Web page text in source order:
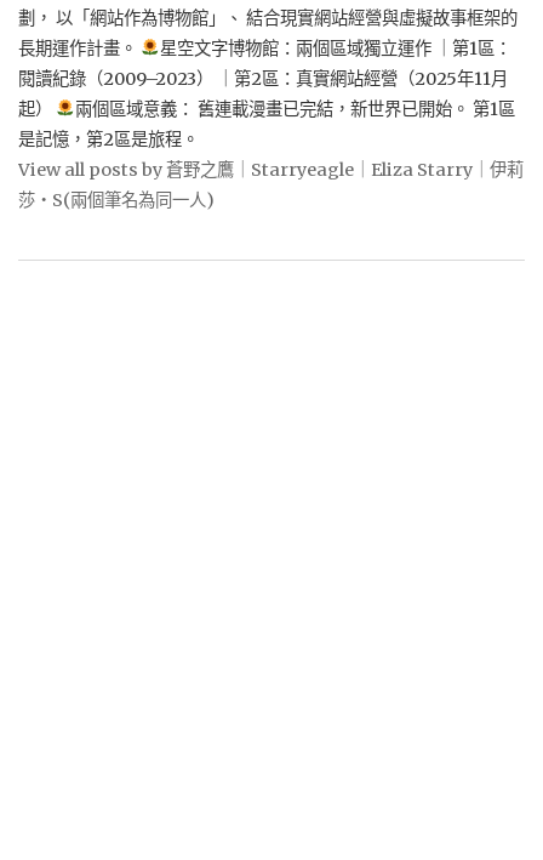
劃， 以「網站作為博物館」、 結合現實網站經營與虛擬故事框架的
長期運作計畫。
星空文字博物館：兩個區域獨立運作 ｜第1區：
閱讀紀錄（2009–2023） ｜第2區：真實網站經營（2025年11月
起）
兩個區域意義： 舊連載漫畫已完結，新世界已開始。 第1區
是記憶，第2區是旅程。
View all posts by 蒼野之鷹｜Starryeagle｜Eliza Starry｜伊莉
莎・S(兩個筆名為同一人)